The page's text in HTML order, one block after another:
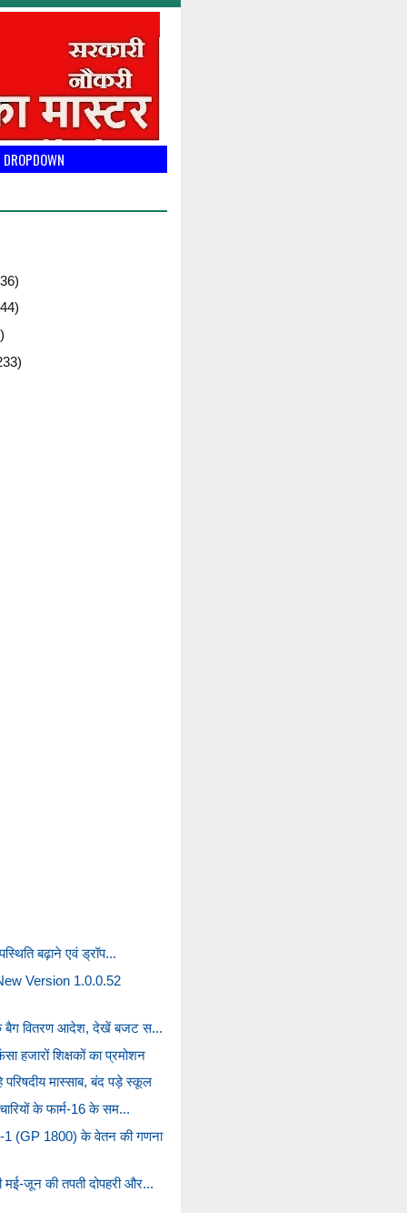
DROPDOWN
बढ़ाने एवं ड्रॉप...
Version 1.0.0.52
बैग वितरण आदेश, देखें बजट स...
हजारों शिक्षकों का प्रमोशन
मास्साब, बंद पड़े स्कूल
के फार्म-16 के सम...
1 (GP 1800) के वेतन की गणना
मई-जून की तपती दोपहरी और...